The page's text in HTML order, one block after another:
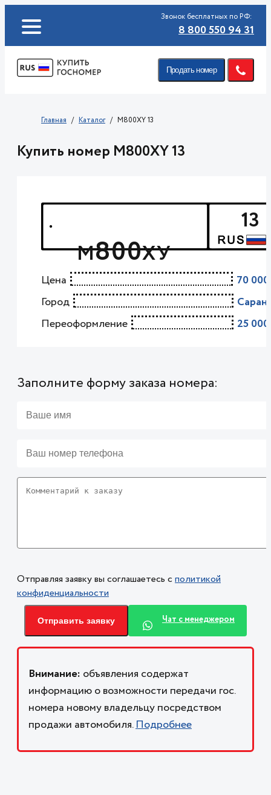
Звонок бесплатных по РФ:
8 800 550 94 31
Продать номер
Главная Каталог M800XY 13
Купить номер M800XY 13
М800ХУ
13
Цена
70
Город
Переоформление
25
Заполните форму заказа номера:
Отправляя заявку вы соглашаетесь сполитикой
конфиденциальности
Отправить заявку Чат с менеджером
Внимание: объявления содержат
информацию о возможности передачи гос.
номера новому владельцу посредством
продажи автомобиля.Подробнее